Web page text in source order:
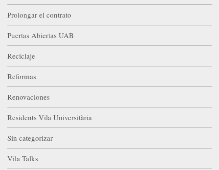
Prolongar el contrato
Puertas Abiertas UAB
Reciclaje
Reformas
Renovaciones
Residents Vila Universitària
Sin categorizar
Vila Talks